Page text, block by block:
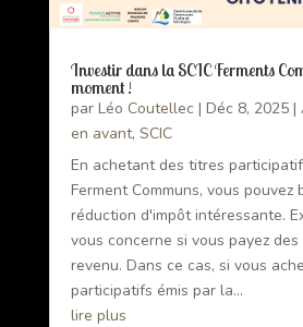
Investir dans la SCIC Ferments
moment !
par Léo Coutellec | Déc 8, 2025|
en avant, SCIC
En achetant des titres
Ferment Communs, vous pouvez
réduction d'impôt intéressante.
vous concerne si vous payez
revenu. Dans ce cas, si vous
participatifs émis par la...
lire plus